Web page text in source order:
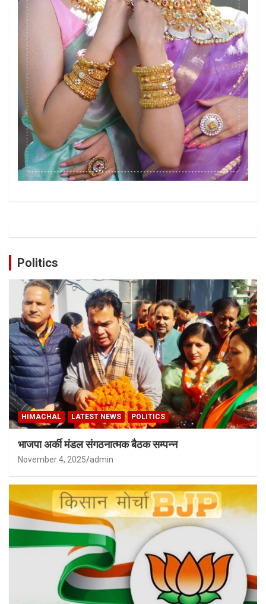
Politics
HIMACHAL LATEST NEWS POLITICS
भाजपा अर्की मंडल संगठनात्मक बैठक सम्पन्न
November 4, 2025 admin